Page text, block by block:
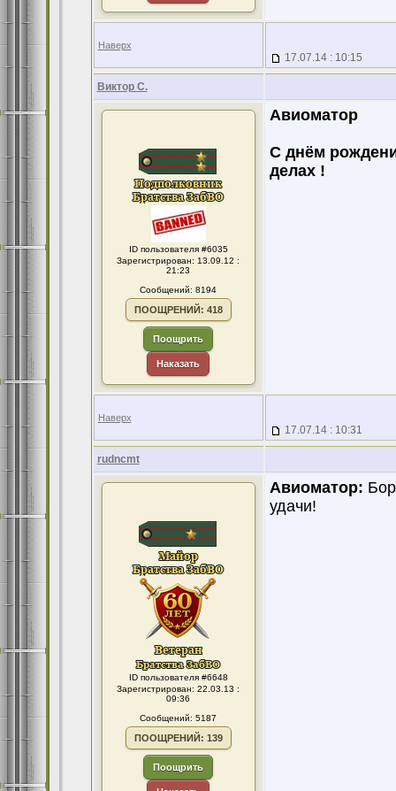
Наверх
17.07.14 : 10:15
Виктор С.
ID пользователя #6035
Зарегистрирован: 13.09.12 :
21:23
Сообщений: 8194
ПООЩРЕНИЙ: 418
Поощрить
Наказать
Авиоматор
С днём
делах !
Наверх
17.07.14 : 10:31
rudncmt
ID пользователя #6648
Зарегистрирован: 22.03.13 :
09:36
Сообщений: 5187
ПООЩРЕНИЙ: 139
Поощрить
Авиоматор:
удачи!